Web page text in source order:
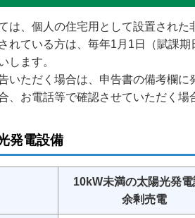
は、個人の住宅用として設置され
れている方は、毎年1月1日（賦課
します。
いただく場合は、申告書の備考欄に
、お電話等で確認させていただく場
発電設備
10kW未満の太陽光発電
余剰売電